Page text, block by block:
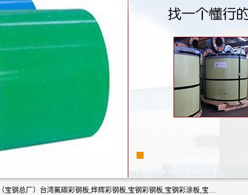
上海志辰实业有限公司主要经销:上海宝钢彩钢卷（宝钢总厂）台湾氟碳彩钢板,烨辉彩钢板,宝钢彩钢板,宝钢彩涂板,宝钢彩钢卷,马钢彩钢板,马钢彩钢卷,镀铝锌钢板,PVDF彩钢板,台湾烨辉彩钢板,高耐候彩钢板,硅改性彩钢板,规格齐全。